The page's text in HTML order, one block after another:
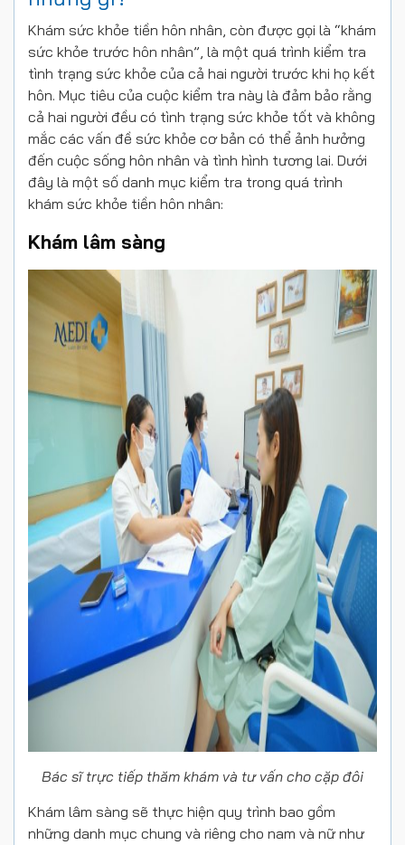
Khám sức khỏe tiền hôn nhân, còn được gọi là “khám
sức khỏe trước hôn nhân”, là một quá trình kiểm tra
tình trạng sức khỏe của cả hai người trước khi họ kết
hôn. Mục tiêu của cuộc kiểm tra này là đảm bảo rằng
cả hai người đều có tình trạng sức khỏe tốt và không
mắc các vấn đề sức khỏe cơ bản có thể ảnh hưởng
đến cuộc sống hôn nhân và tình hình tương lai. Dưới
đây là một số danh mục kiểm tra trong quá trình
khám sức khỏe tiền hôn nhân:
Khám lâm sàng
Bác sĩ trực tiếp thăm khám và tư vấn cho cặp đôi
Khám lâm sàng sẽ thực hiện quy trình bao gồm
những danh mục chung và riêng cho nam và nữ như